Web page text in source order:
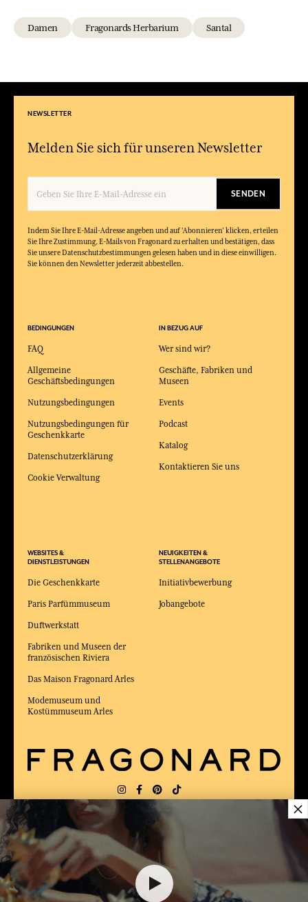
Damen Fragonards Herbarium Santal
NEWSLETTER
Melden Sie sich für unseren Newsletter
SENDEN
Indem Sie Ihre E-Mail-Adresse angeben und auf 'Abonnieren' klicken, erteilen
Sie Ihre Zustimmung, E-Mails von Fragonard zu erhalten und bestätigen, dass
Sie unsere Datenschutzbestimmungen gelesen haben und in diese einwilligen.
Sie können den Newsletter jederzeit abbestellen.
BEDINGUNGEN
FAQ
Allgemeine
Geschäftsbedingungen
Nutzungsbedingungen
Nutzungsbedingungen für
Geschenkkarte
Datenschutzerklärung
Cookie Verwaltung
WEBSITES &
DIENSTLEISTUNGEN
Die Geschenkkarte
Paris Parfümmuseum
Duftwerkstatt
Fabriken und Museen der
französischen Riviera
Das Maison Fragonard Arles
Modemuseum und
Kostümmuseum Arles
IN BEZUG AUF
Wer sind wir?
Geschäfte, Fabriken und
Museen
Events
Podcast
Katalog
Kontaktieren Sie uns
NEUIGKEITEN &
STELLENANGEBOTE
Initiativbewerbung
Jobangebote
LIEFERUNG: FR
×